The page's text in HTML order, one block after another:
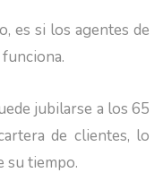
es si los agentes de
jubilarse a los 65
de clientes, lo
su tiempo.